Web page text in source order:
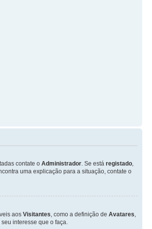
contate o Administrador. Se está registado,
uma explicação para a situação, contate o
aos Visitantes, como a definição de Avatares,
seu interesse que o faça.